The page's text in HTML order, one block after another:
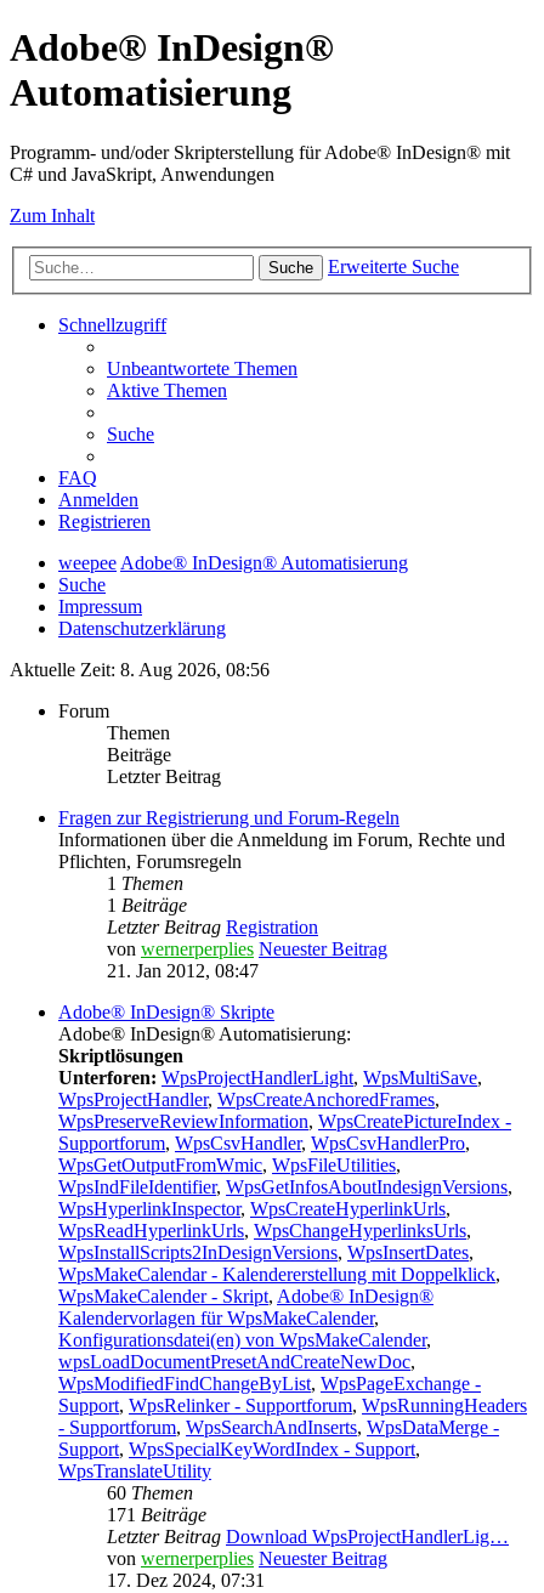
Adobe® InDesign®
Automatisierung
Programm- und/oder Skripterstellung für Adobe® InDesign® mit
C# und JavaSkript, Anwendungen
Zum Inhalt
Suche Erweiterte Suche
Schnellzugriff
Unbeantwortete Themen
Aktive Themen
Suche
FAQ
Anmelden
Registrieren
weepeeAdobe® InDesign® Automatisierung
Suche
Impressum
Datenschutzerklärung
Aktuelle Zeit: 8. Aug 2026, 08:56
Forum
Themen
Beiträge
Letzter Beitrag
Fragen zur Registrierung und Forum-Regeln
Informationen über die Anmeldung im Forum, Rechte und
Pflichten, Forumsregeln
1 Themen
1 Beiträge
Letzter Beitrag Registration
von wernerperplies Neuester Beitrag
21. Jan 2012, 08:47
Adobe® InDesign® Skripte
Adobe® InDesign® Automatisierung:
Skriptlösungen
Unterforen: WpsProjectHandlerLight, WpsMultiSave,
WpsProjectHandler, WpsCreateAnchoredFrames,
WpsPreserveReviewInformation, WpsCreatePictureIndex -
Supportforum, WpsCsvHandler, WpsCsvHandlerPro,
WpsGetOutputFromWmic, WpsFileUtilities,
WpsIndFileIdentifier, WpsGetInfosAboutIndesignVersions,
WpsHyperlinkInspector, WpsCreateHyperlinkUrls,
WpsReadHyperlinkUrls, WpsChangeHyperlinksUrls,
WpsInstallScripts2InDesignVersions, WpsInsertDates,
WpsMakeCalendar - Kalendererstellung mit Doppelklick,
WpsMakeCalender - Skript, Adobe® InDesign®
Kalendervorlagen für WpsMakeCalender,
Konfigurationsdatei(en) von WpsMakeCalender,
wpsLoadDocumentPresetAndCreateNewDoc,
WpsModifiedFindChangeByList, WpsPageExchange -
Support, WpsRelinker - Supportforum, WpsRunningHeaders
- Supportforum, WpsSearchAndInserts, WpsDataMerge -
Support, WpsSpecialKeyWordIndex - Support,
WpsTranslateUtility
60 Themen
171 Beiträge
Letzter Beitrag Download WpsProjectHandlerLig…
von wernerperplies Neuester Beitrag
17. Dez 2024, 07:31